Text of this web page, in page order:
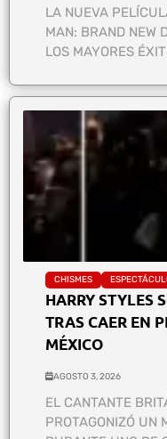
LA NUEVA
MAN: BRAND NEW
LOS MAYORES
CHISMES
HARRY STYLES
TRAS CAER EN
MÉXICO
AGOSTO 3, 2026
EL CANTANTE
PROTAGONIZÓ UN